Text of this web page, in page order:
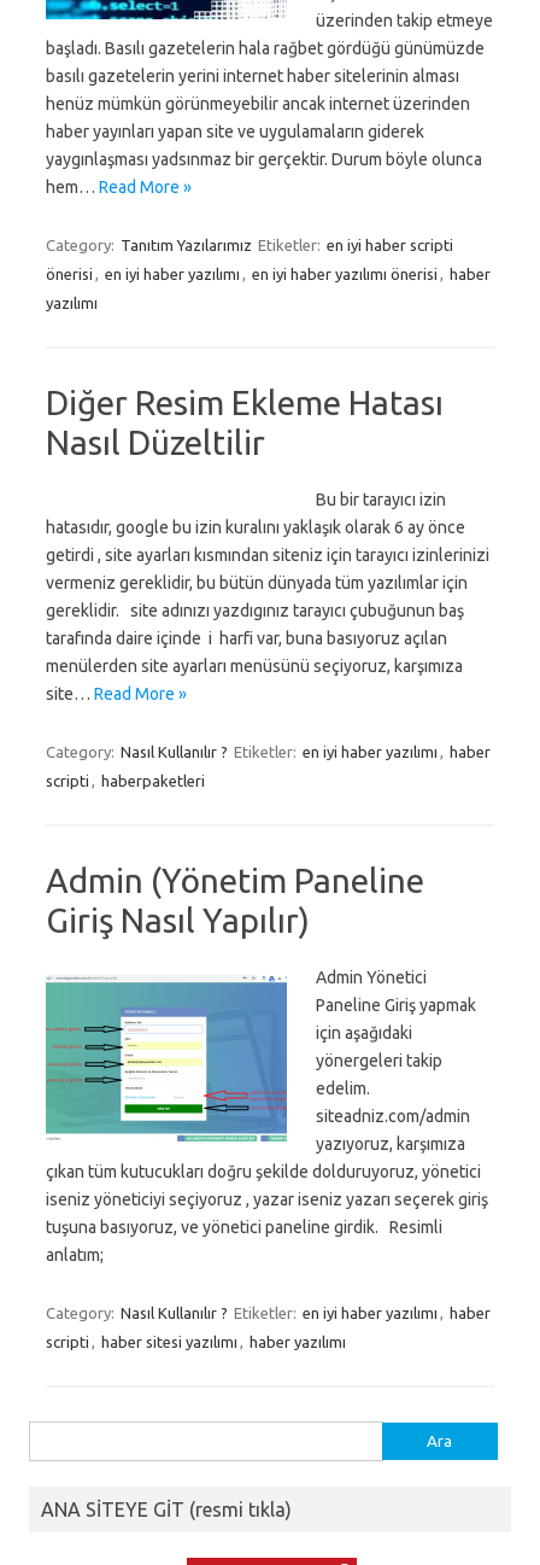
üzerinden takip etmeye
başladı. Basılı gazetelerin hala rağbet gördüğü günümüzde
basılı gazetelerin yerini internet haber sitelerinin alması
henüz mümkün görünmeyebilir ancak internet üzerinden
haber yayınları yapan site ve uygulamaların giderek
yaygınlaşması yadsınmaz bir gerçektir. Durum böyle olunca
hem… Read More »
Category: Tanıtım Yazılarımız Etiketler: en iyi haber scripti
önerisi , en iyi haber yazılımı , en iyi haber yazılımı önerisi , haber
yazılımı
Diğer Resim Ekleme Hatası
Nasıl Düzeltilir
Bu bir tarayıcı izin
hatasıdır, google bu izin kuralını yaklaşık olarak 6 ay önce
getirdi , site ayarları kısmından siteniz için tarayıcı izinlerinizi
vermeniz gereklidir, bu bütün dünyada tüm yazılımlar için
gereklidir. site adınızı yazdıgınız tarayıcı çubuğunun baş
tarafında daire içinde i harfi var, buna basıyoruz açılan
menülerden site ayarları menüsünü seçiyoruz, karşımıza
site… Read More »
Category: Nasıl Kullanılır ? Etiketler: en iyi haber yazılımı , haber
scripti , haberpaketleri
Admin (Yönetim Paneline
Giriş Nasıl Yapılır)
Admin Yönetici
Paneline Giriş yapmak
için aşağıdaki
yönergeleri takip
edelim.
siteadniz.com/admin
yazıyoruz, karşımıza
çıkan tüm kutucukları doğru şekilde dolduruyoruz, yönetici
iseniz yöneticiyi seçiyoruz , yazar iseniz yazarı seçerek giriş
tuşuna basıyoruz, ve yönetici paneline girdik. Resimli
anlatım;
Category: Nasıl Kullanılır ? Etiketler: en iyi haber yazılımı , haber
scripti , haber sitesi yazılımı , haber yazılımı
ANA SİTEYE GİT (resmi tıkla)